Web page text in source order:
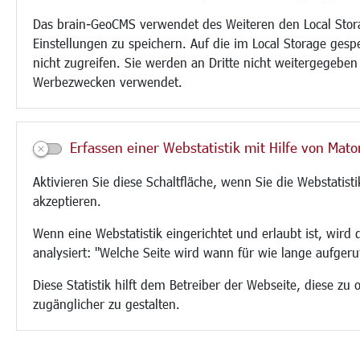
Das brain-GeoCMS verwendet des Weiteren den Local
Einstellungen zu speichern. Auf die im Local Storage
nicht zugreifen. Sie werden an Dritte nicht
Werbezwecken verwendet.
Erfassen einer Webstatistik mit Hilfe von
Aktivieren Sie diese Schaltfläche, wenn Sie die
akzeptieren.
Wenn eine Webstatistik eingerichtet und erlaubt ist, wird
analysiert: "Welche Seite wird wann für wie lange
Diese Statistik hilft dem Betreiber der Webseite, diese zu
zugänglicher zu gestalten.